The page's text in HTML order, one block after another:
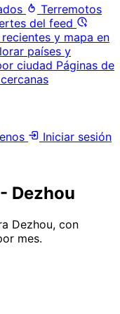
Terremotos
del feed
y mapa en
países y
ciudad Páginas de
Iniciar sesión
Dezhou
Dezhou, con
mes.